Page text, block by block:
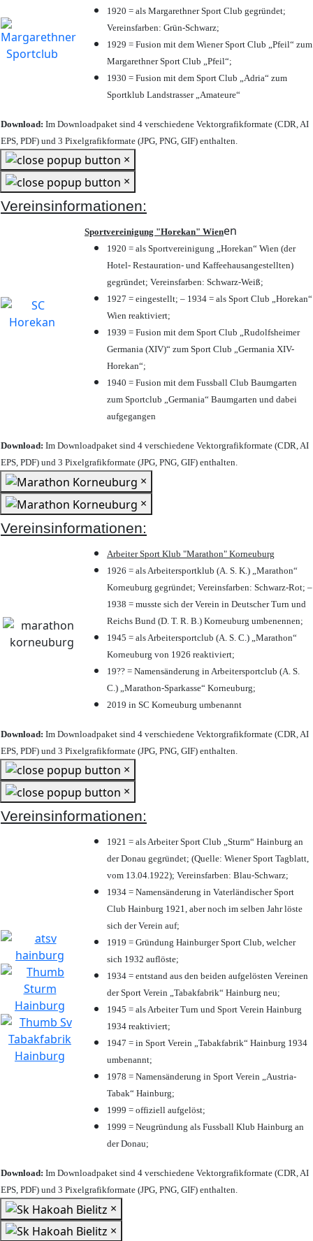
1920 = als Margarethner Sport Club gegründet;
Vereinsfarben: Grün-Schwarz;
1929 = Fusion mit dem Wiener Sport Club „Pfeil“ zum
Margarethner Sport Club „Pfeil“;
1930 = Fusion mit dem Sport Club „Adria“ zum
Sportklub Landstrasser „Amateure“
Download: Im Downloadpaket sind 4 verschiedene Vektorgrafikformate (CDR, AI
EPS, PDF) und 3 Pixelgrafikformate (JPG, PNG, GIF) enthalten.
×
×
Vereinsinformationen:
Sportvereinigung "Horekan" Wienen
1920 = als Sportvereinigung „Horekan“ Wien (der
Hotel- Restauration- und Kaffeehausangestellten)
gegründet; Vereinsfarben: Schwarz-Weiß;
1927 = eingestellt; – 1934 = als Sport Club „Horekan“
Wien reaktiviert;
1939 = Fusion mit dem Sport Club „Rudolfsheimer
Germania (XIV)“ zum Sport Club „Germania XIV-
Horekan“;
1940 = Fusion mit dem Fussball Club Baumgarten
zum Sportclub „Germania“ Baumgarten und dabei
aufgegangen
Download: Im Downloadpaket sind 4 verschiedene Vektorgrafikformate (CDR, AI
EPS, PDF) und 3 Pixelgrafikformate (JPG, PNG, GIF) enthalten.
×
×
Vereinsinformationen:
Arbeiter Sport Klub "Marathon" Korneuburg
1926 = als Arbeitersportklub (A. S. K.) „Marathon“
Korneuburg gegründet; Vereinsfarben: Schwarz-Rot; –
1938 = musste sich der Verein in Deutscher Turn und
Reichs Bund (D. T. R. B.) Korneuburg umbenennen;
1945 = als Arbeitersportclub (A. S. C.) „Marathon“
Korneuburg von 1926 reaktiviert;
19?? = Namensänderung in Arbeitersportclub (A. S.
C.) „Marathon-Sparkasse“ Korneuburg;
2019 in SC Korneuburg umbenannt
Download: Im Downloadpaket sind 4 verschiedene Vektorgrafikformate (CDR, AI
EPS, PDF) und 3 Pixelgrafikformate (JPG, PNG, GIF) enthalten.
×
×
Vereinsinformationen:
1921 = als Arbeiter Sport Club „Sturm“ Hainburg an
der Donau gegründet; (Quelle: Wiener Sport Tagblatt,
vom 13.04.1922); Vereinsfarben: Blau-Schwarz;
1934 = Namensänderung in Vaterländischer Sport
Club Hainburg 1921, aber noch im selben Jahr löste
sich der Verein auf;
1919 = Gründung Hainburger Sport Club, welcher
sich 1932 auflöste;
1934 = entstand aus den beiden aufgelösten Vereinen
der Sport Verein „Tabakfabrik“ Hainburg neu;
1945 = als Arbeiter Turn und Sport Verein Hainburg
1934 reaktiviert;
1947 = in Sport Verein „Tabakfabrik“ Hainburg 1934
umbenannt;
1978 = Namensänderung in Sport Verein „Austria-
Tabak“ Hainburg;
1999 = offiziell aufgelöst;
1999 = Neugründung als Fussball Klub Hainburg an
der Donau;
Download: Im Downloadpaket sind 4 verschiedene Vektorgrafikformate (CDR, AI
EPS, PDF) und 3 Pixelgrafikformate (JPG, PNG, GIF) enthalten.
×
×